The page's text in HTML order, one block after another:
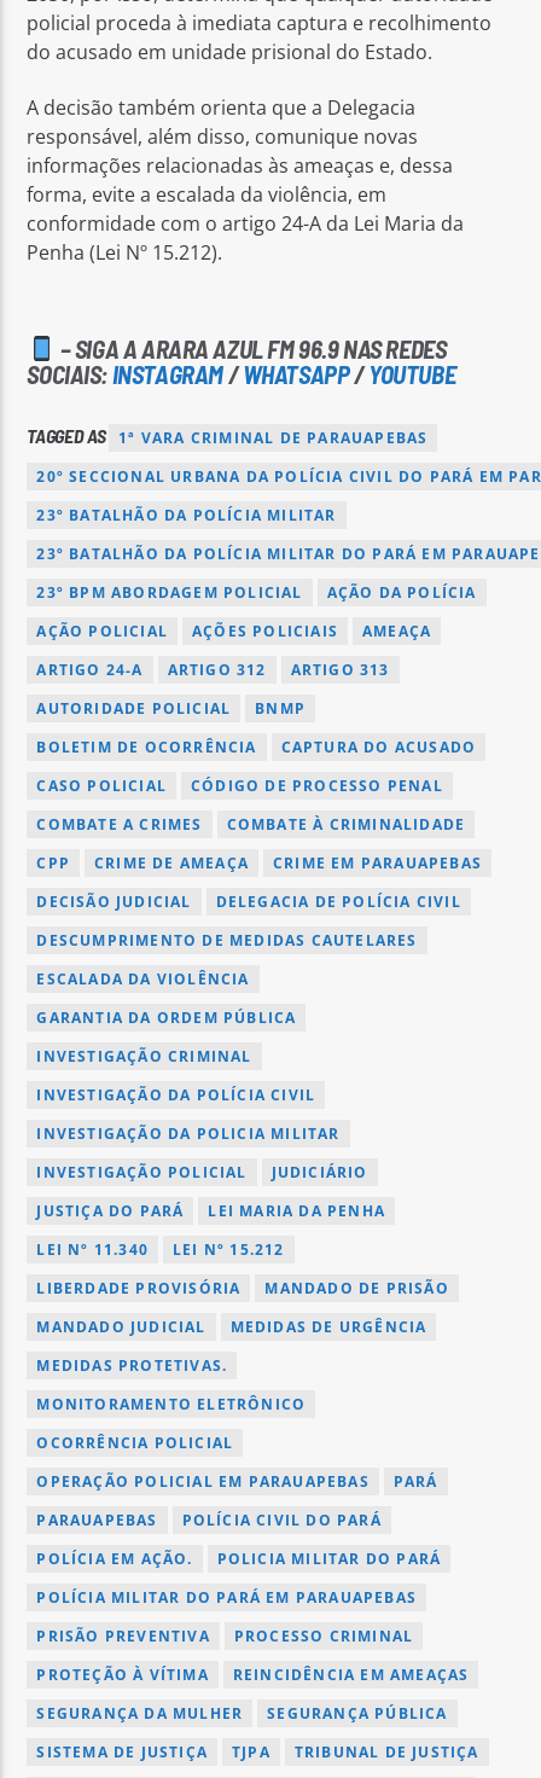
policial proceda à imediata captura e recolhimento
do acusado em unidade prisional do Estado.
A decisão também orienta que a Delegacia
responsável, além disso, comunique novas
informações relacionadas às ameaças e, dessa
forma, evite a escalada da violência, em
conformidade com o artigo 24-A da Lei Maria da
Penha (Lei Nº 15.212).
– SIGA A ARARA AZUL FM 96.9 NAS REDES
SOCIAIS:INSTAGRAM/WHATSAPP/YOUTUBE
TAGGED AS 1ª VARA CRIMINAL DE PARAUAPEBAS
20º SECCIONAL URBANA DA POLÍCIA CIVIL DO PARÁ EM
23º BATALHÃO DA POLÍCIA MILITAR
23º BATALHÃO DA POLÍCIA MILITAR DO PARÁ EM
23º BPM ABORDAGEM POLICIAL
AÇÃO DA POLÍCIA
AÇÃO POLICIAL
AÇÕES POLICIAIS
AMEAÇA
ARTIGO 24-A
ARTIGO 312
ARTIGO 313
AUTORIDADE POLICIAL
BNMP
BOLETIM DE OCORRÊNCIA
CAPTURA DO ACUSADO
CASO POLICIAL
CÓDIGO DE PROCESSO PENAL
COMBATE A CRIMES
COMBATE À CRIMINALIDADE
CPP
CRIME DE AMEAÇA
CRIME EM PARAUAPEBAS
DECISÃO JUDICIAL
DELEGACIA DE POLÍCIA CIVIL
DESCUMPRIMENTO DE MEDIDAS CAUTELARES
ESCALADA DA VIOLÊNCIA
GARANTIA DA ORDEM PÚBLICA
INVESTIGAÇÃO CRIMINAL
INVESTIGAÇÃO DA POLÍCIA CIVIL
INVESTIGAÇÃO DA POLICIA MILITAR
INVESTIGAÇÃO POLICIAL
JUDICIÁRIO
JUSTIÇA DO PARÁ
LEI MARIA DA PENHA
LEI Nº 11.340
LEI Nº 15.212
LIBERDADE PROVISÓRIA
MANDADO DE PRISÃO
MANDADO JUDICIAL
MEDIDAS DE URGÊNCIA
MEDIDAS PROTETIVAS.
MONITORAMENTO ELETRÔNICO
OCORRÊNCIA POLICIAL
OPERAÇÃO POLICIAL EM PARAUAPEBAS
PARÁ
PARAUAPEBAS
POLÍCIA CIVIL DO PARÁ
POLÍCIA EM AÇÃO.
POLICIA MILITAR DO PARÁ
POLÍCIA MILITAR DO PARÁ EM PARAUAPEBAS
PRISÃO PREVENTIVA
PROCESSO CRIMINAL
PROTEÇÃO À VÍTIMA
REINCIDÊNCIA EM AMEAÇAS
SEGURANÇA DA MULHER
SEGURANÇA PÚBLICA
SISTEMA DE JUSTIÇA
TJPA
TRIBUNAL DE JUSTIÇA